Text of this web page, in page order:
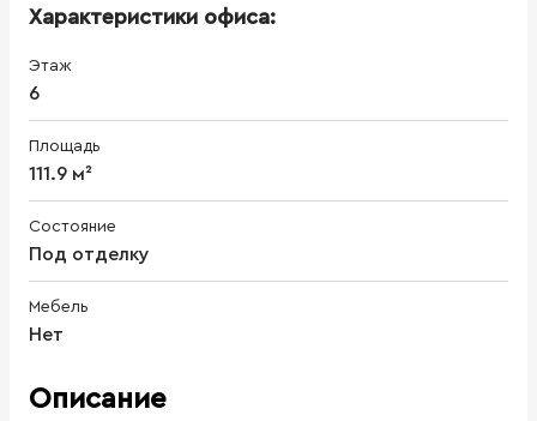
Характеристики офиса:
Этаж
6
Площадь
111.9 м²
Состояние
Под отделку
Мебель
Нет
Описание